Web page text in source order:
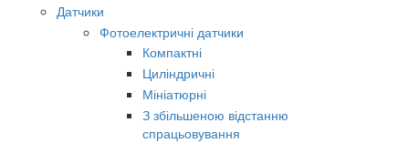
Датчики
Фотоелектричні датчики
Компактні
Циліндричні
Мініатюрні
З збільшеною відстанню
спрацьовування